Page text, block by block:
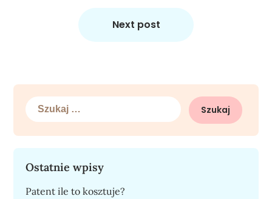
Next post
Szukaj:
Ostatnie wpisy
Patent ile to kosztuje?